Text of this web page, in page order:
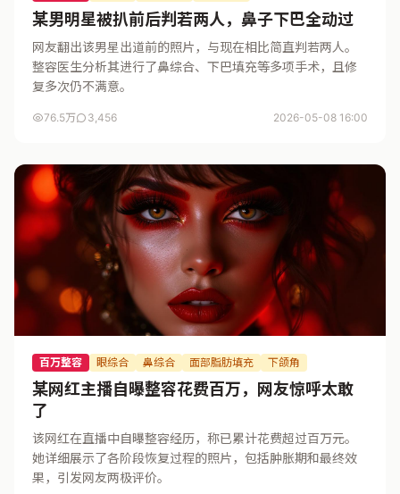
某男明星被扒前后判若两人，鼻子下巴全动过
网友翻出该男星出道前的照片，与现在相比简直判若两人。
整容医生分析其进行了鼻综合、下巴填充等多项手术，且修
复多次仍不满意。
76.5万 3,456 2026-05-08 16:00
百万整容 眼综合 鼻综合 面部脂肪填充 下颌角
某网红主播自曝整容花费百万，网友惊呼太敢
了
该网红在直播中自曝整容经历，称已累计花费超过百万元。
她详细展示了各阶段恢复过程的照片，包括肿胀期和最终效
果，引发网友两极评价。